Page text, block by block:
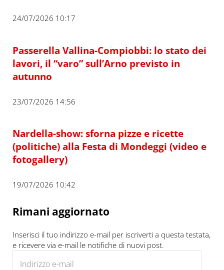
24/07/2026 10:17
Passerella Vallina-Compiobbi: lo stato dei
lavori, il “varo” sull’Arno previsto in
autunno
23/07/2026 14:56
Nardella-show: sforna pizze e ricette
(politiche) alla Festa di Mondeggi (video e
fotogallery)
19/07/2026 10:42
Rimani aggiornato
Inserisci il tuo indirizzo e-mail per iscriverti a questa testata,
e ricevere via e-mail le notifiche di nuovi post.